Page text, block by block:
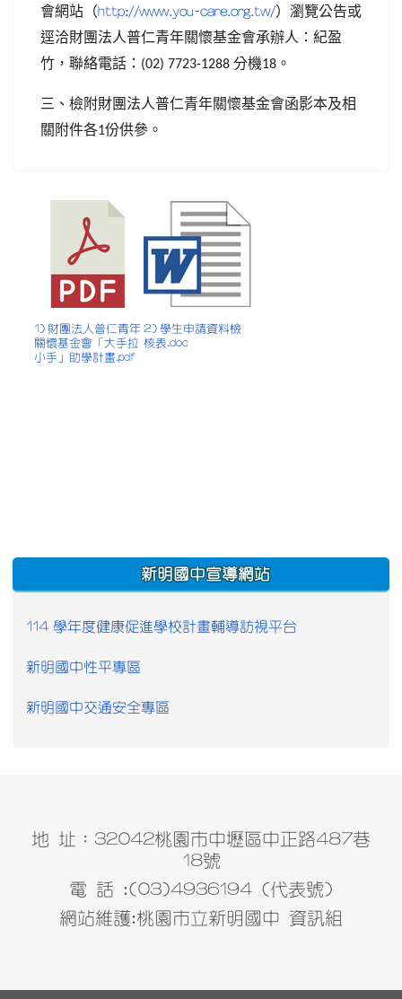
會網站（http://www.you-care.org.tw/）瀏覽公告或
逕洽財團法人普仁青年關懷基金會承辦人：紀盈
竹，聯絡電話： (02) 7723-1288 分機18 。
三、 檢附財團法人普仁青年關懷基金會函影本及相
關附件各1份供參。
1) 財團法人普仁青年
關懷基金會「大手拉
小手」助學計畫.pdf
2) 學生申請資料檢
核表.doc
:::
新明國中宣導網站
114 學年度健康促進學校計畫輔導訪視平台
新明國中性平專區
新明國中交通安全專區
地 址：32042桃園市中壢區中正路487巷
18號
電 話 :(03)4936194 (代表號)
網站維護:桃園市立新明國中 資訊組